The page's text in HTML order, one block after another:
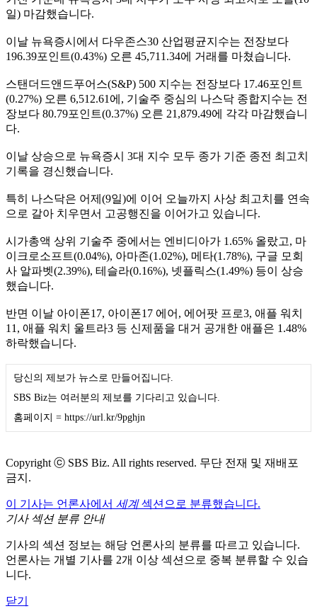
일) 마감했습니다.
이날 뉴욕증시에서 다우존스30 산업평균지수는 전장보다
196.39포인트(0.43%) 오른 45,711.34에 거래를 마쳤습니다.
스탠더드앤드푸어스(S&P) 500 지수는 전장보다 17.46포인트
(0.27%) 오른 6,512.61에, 기술주 중심의 나스닥 종합지수는 전
장보다 80.79포인트(0.37%) 오른 21,879.49에 각각 마감했습니
다.
이날 상승으로 뉴욕증시 3대 지수 모두 종가 기준 종전 최고치
기록을 경신했습니다.
특히 나스닥은 어제(9일)에 이어 오늘까지 사상 최고치를 연속
으로 갈아 치우면서 고공행진을 이어가고 있습니다.
시가총액 상위 기술주 중에서는 엔비디아가 1.65% 올랐고, 마
이크로소프트(0.04%), 아마존(1.02%), 메타(1.78%), 구글 모회
사 알파벳(2.39%), 테슬라(0.16%), 넷플릭스(1.49%) 등이 상승
했습니다.
반면 이날 아이폰17, 아이폰17 에어, 에어팟 프로3, 애플 워치
11, 애플 워치 울트라3 등 신제품을 대거 공개한 애플은 1.48%
하락했습니다.
당신의 제보가 뉴스로 만들어집니다.
SBS Biz는 여러분의 제보를 기다리고 있습니다.
홈페이지 = https://url.kr/9pghjn
Copyright ⓒ SBS Biz. All rights reserved. 무단 전재 및 재배포
금지.
이 기사는 언론사에서 세계섹션으로 분류했습니다.
기사 섹션 분류 안내
기사의 섹션 정보는 해당 언론사의 분류를 따르고 있습니다.
언론사는 개별 기사를 2개 이상 섹션으로 중복 분류할 수 있습
니다.
닫기